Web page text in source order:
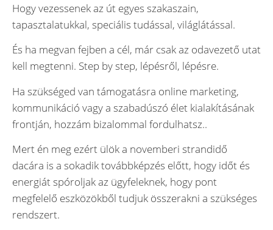
Hogy vezessenek az út egyes szakaszain,
tapasztalatukkal, speciális tudással, világlátással.
És ha megvan fejben a cél, már csak az odavezető utat
kell megtenni. Step by step, lépésről, lépésre.
Ha szükséged van támogatásra online marketing,
kommunikáció vagy a szabadúszó élet kialakításának
frontján, hozzám bizalommal fordulhatsz..
Mert én meg ezért ülök a novemberi strandidő
dacára is a sokadik továbbképzés előtt, hogy időt és
energiát spóroljak az ügyfeleknek, hogy pont
megfelelő eszközökből tudjuk összerakni a szükséges
rendszert.